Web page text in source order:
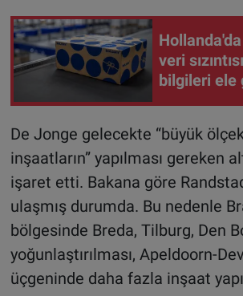
veri
bilgileri ele
De Jonge gelecekte “büyük
inşaatların” yapılması gereken
işaret etti. Bakana göre
ulaşmış durumda. Bu nedenle
bölgesinde Breda, Tilburg, Den
yoğunlaştırılması, Apeldoorn-
üçgeninde daha fazla inşaat